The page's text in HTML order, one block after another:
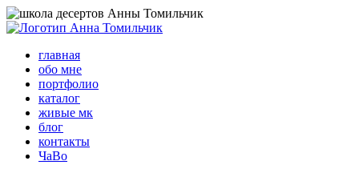
главная
обо мне
портфолио
каталог
живые мк
блог
контакты
ЧаВо